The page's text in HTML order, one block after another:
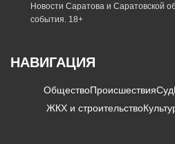
Новости Саратова и Саратовской
события. 18+
НАВИГАЦИЯ
ОбществоПроисшествияСуд
ЖКХ и строительство